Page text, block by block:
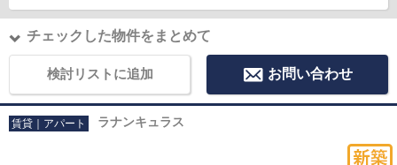
チェックした物件をまとめて
検討リストに追加 お問い合わせ
賃貸｜アパート ラナンキュラス